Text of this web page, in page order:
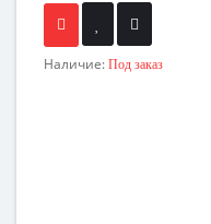
Наличие: Под заказ